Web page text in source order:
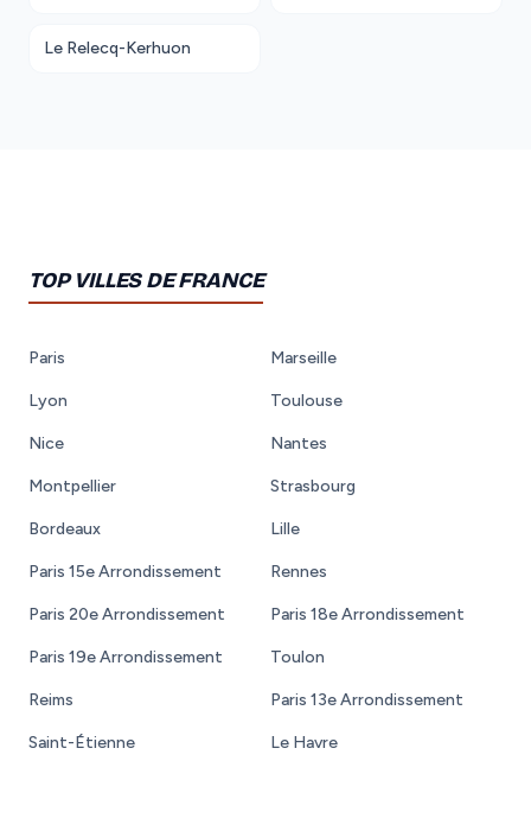
Le Relecq-Kerhuon
TOP VILLES DE FRANCE
Paris Marseille
Lyon Toulouse
Nice Nantes
Montpellier Strasbourg
Bordeaux Lille
Paris 15e Arrondissement Rennes
Paris 20e Arrondissement Paris 18e Arrondissement
Paris 19e Arrondissement Toulon
Reims Paris 13e Arrondissement
Saint-Étienne Le Havre